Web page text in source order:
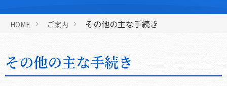
HOME ご案内 その他の主な手続き
その他の主な手続き